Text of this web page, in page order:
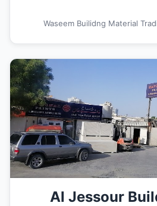
Al Jessour